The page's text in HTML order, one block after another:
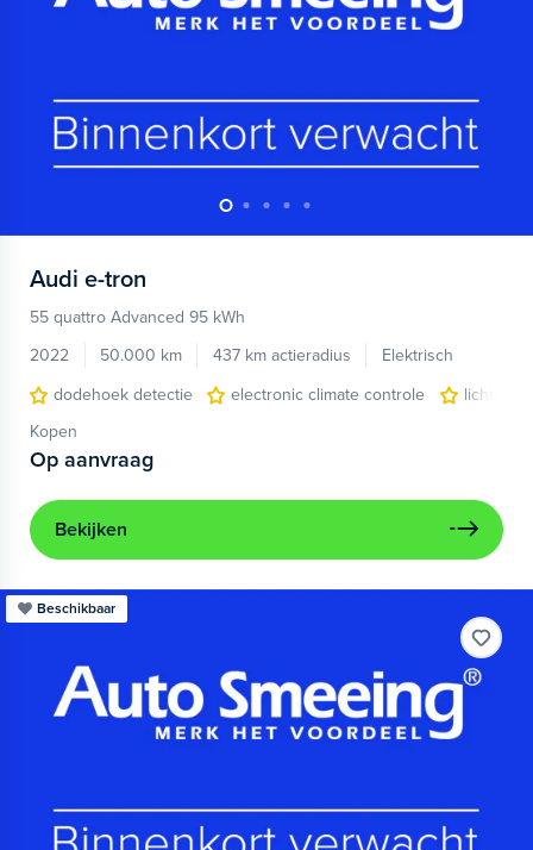
Audi e-tron
55 quattro Advanced 95 kWh
2022
50.000 km 437 km actieradius
Elektrisch
dodehoek detectie
electronic climate controle
Kopen
Op aanvraag
Bekijken
Beschikbaar